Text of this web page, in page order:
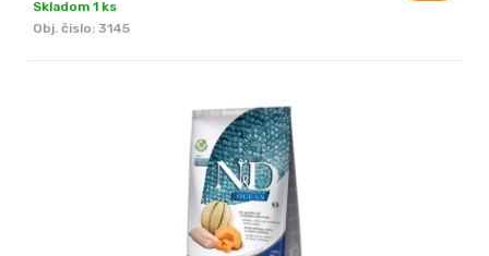
Skladom 1 ks
Obj. čislo: 3145